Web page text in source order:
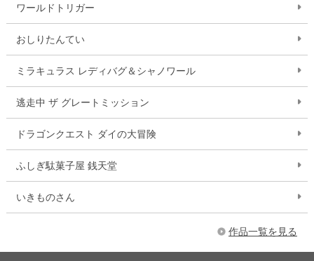
ワールドトリガー
おしりたんてい
ミラキュラス レディバグ＆シャノワール
逃走中 ザ グレートミッション
ドラゴンクエスト ダイの大冒険
ふしぎ駄菓子屋 銭天堂
いきものさん
作品一覧を見る